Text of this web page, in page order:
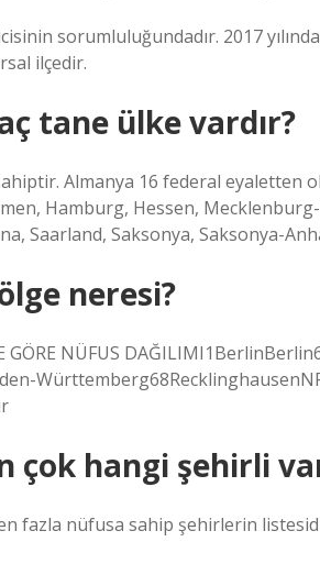
sorumluluğundadır. 2017
ilçedir.
tane ülke vardır?
Almanya 16 federal eyaletten
Hamburg, Hessen, Mecklenburg-
Saarland, Saksonya, Saksonya-
neresi?
GÖRE NÜFUS
çok hangi şehirli
fazla nüfusa sahip şehirlerin